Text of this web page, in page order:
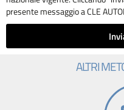
presente messaggio a CLE
ALTRI